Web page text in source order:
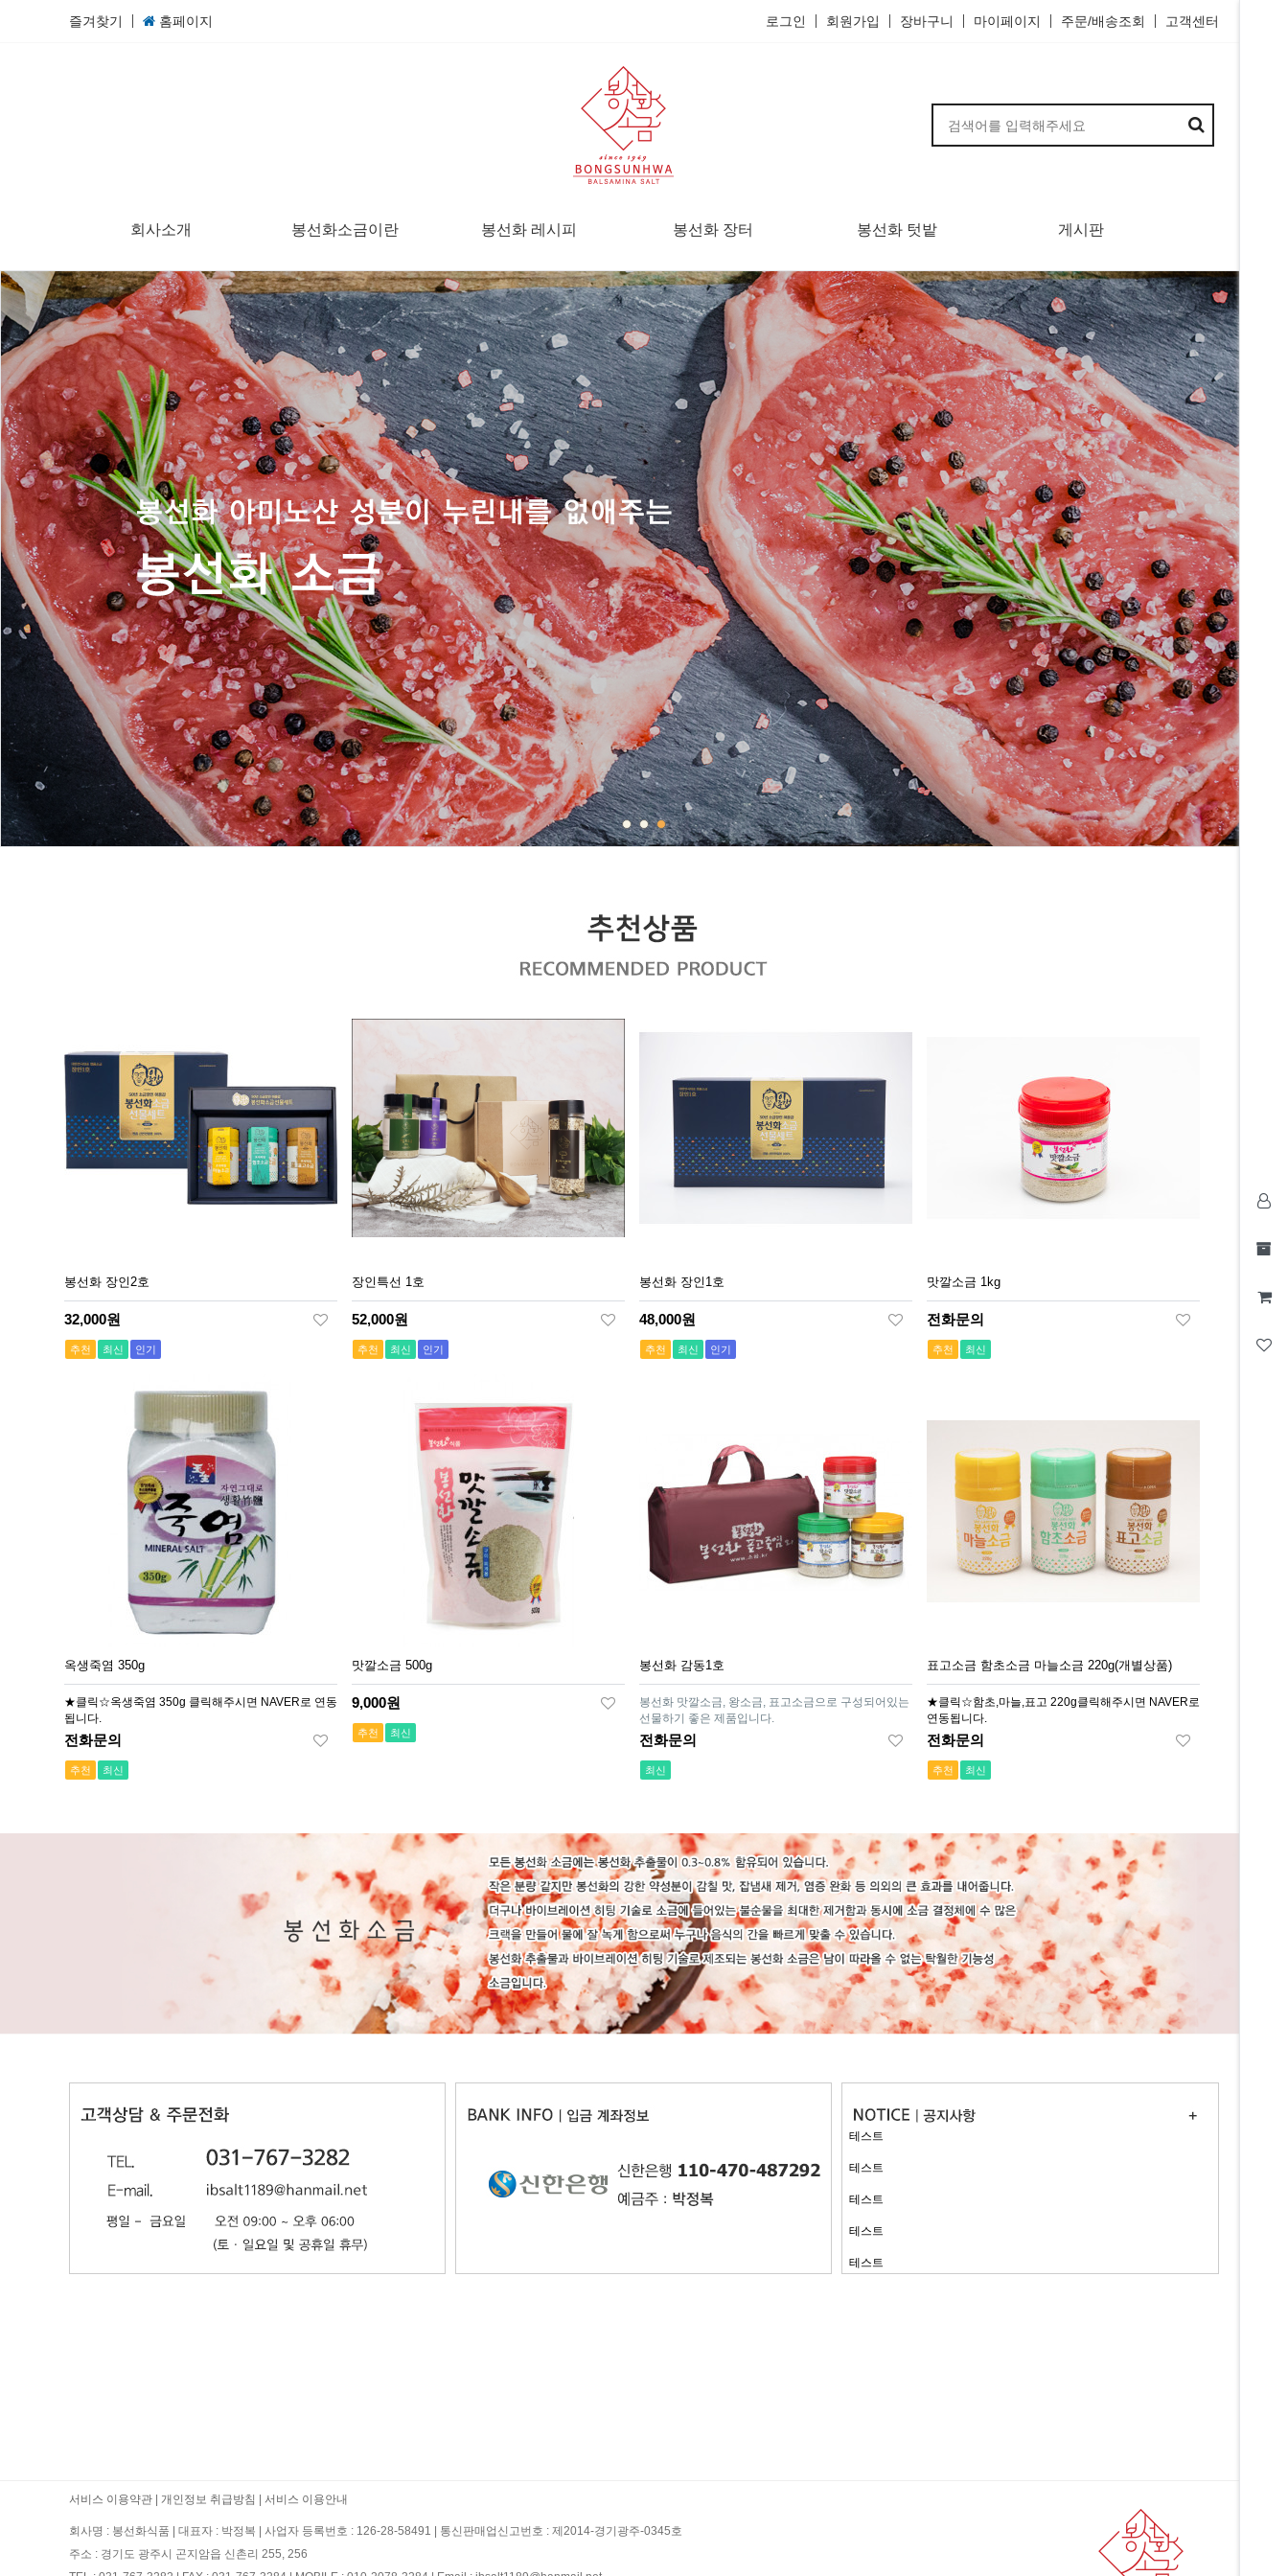
즐겨찾기 홈페이지 로그인 회원가입 장바구니 마이페이지 주문/배송조회 고객센터
회사소개 봉선화소금이란 봉선화 레시피 봉선화 장터 봉선화 텃밭 게시판
봉선화 장인2호
32,000원
추천 최신 인기
장인특선 1호
52,000원
추천 최신 인기
봉선화 장인1호
48,000원
추천 최신 인기
맛깔소금 1kg
전화문의
추천 최신
옥생죽염 350g
★클릭☆옥생죽염 350g 클릭해주시면 NAVER로 연동
됩니다.
전화문의
추천 최신
맛깔소금 500g
9,000원
추천 최신
봉선화 감동1호
봉선화 맛깔소금, 왕소금, 표고소금으로 구성되어있는
선물하기 좋은 제품입니다.
전화문의
최신
표고소금 함초소금 마늘소금 220g(개별상품)
★클릭☆함초,마늘,표고 220g클릭해주시면 NAVER로
연동됩니다.
전화문의
추천 최신
테스트
테스트
테스트
테스트
테스트
서비스 이용약관 개인정보 취급방침 서비스 이용안내
회사명 : 봉선화식품 대표자 : 박정복 사업자 등록번호 : 126-28-58491
통신판매업신고번호 : 제2014-경기광주-0345호
주소 : 경기도 광주시 곤지암읍 신촌리 255, 256